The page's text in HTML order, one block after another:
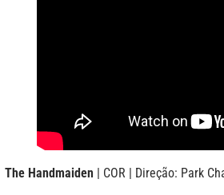
The Handmaiden | COR | Direção: Park